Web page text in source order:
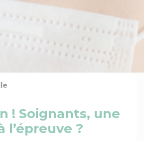
! Soignants, une
l’épreuve ?